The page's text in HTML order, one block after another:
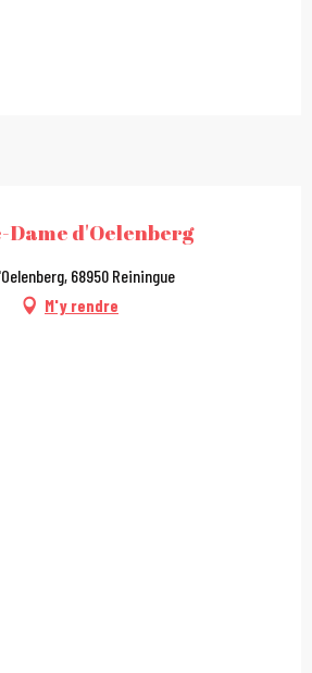
Dame d'Oelenberg
68950 Reiningue
M'y rendre